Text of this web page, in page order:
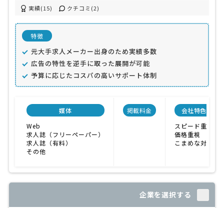
実績(15) クチコミ(2)
特徴
元大手求人メーカー出身のため実績多数
広告の特性を逆手に取った展開が可能
予算に応じたコスパの高いサポート体制
媒体
Web
求人誌（フリーペーパー）
求人誌（有料）
その他
掲載料金
会社特色
スピード重視
価格重視
こまめな対応
企業を選択する